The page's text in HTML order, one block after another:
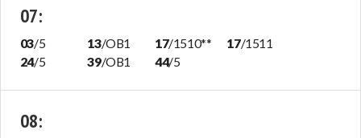
07:
03/5 13/OB1 17/1510** 17/1511
24/5 39/OB1 44/5
08: